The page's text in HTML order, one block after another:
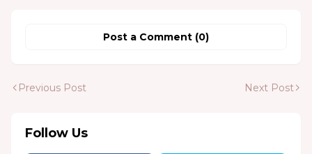
Post a Comment (0)
Previous Post Next Post
Follow Us